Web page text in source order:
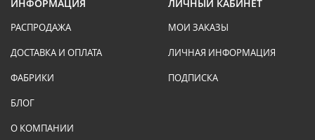
ИНФОРМАЦИЯ
РАСПРОДАЖА
ДОСТАВКА И ОПЛАТА
ФАБРИКИ
БЛОГ
О КОМПАНИИ
ЛИЧНЫЙ КАБИНЕТ
МОИ ЗАКАЗЫ
ЛИЧНАЯ ИНФОРМАЦИЯ
ПОДПИСКА